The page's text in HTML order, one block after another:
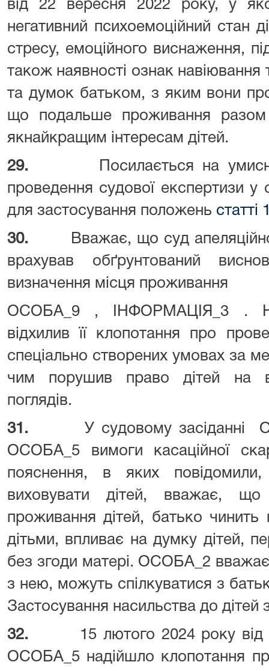
від 22 вересня 2022 року, у
негативний психоемоційний стан
стресу, емоційного виснаження,
також наявності ознак навіювання
та думок батьком, з яким вони
що подальше проживання разом
якнайкращим інтересам дітей.
29.
Посилається на
проведення судової експертизи у
для застосування положень
30.
Вважає, що суд
врахував обґрунтований
визначення місця проживання
ОСОБА_9 , ІНФОРМАЦІЯ_3 .
відхилив її клопотання про
спеціально створених умовах за
чим порушив право дітей на
поглядів.
31. У судовому засіданні
ОСОБА_5 вимоги касаційної
пояснення, в яких
виховувати дітей, вважає,
проживання дітей, батько чинить
дітьми, впливає на думку дітей,
без згоди матері. ОСОБА_2
з нею, можуть спілкуватися з
Застосування насильства до дітей
32. 15 лютого 2024 року
ОСОБА_5 надійшло клопотання